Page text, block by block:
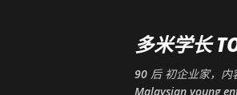
多米学长
90 后 初企业家，内
Malaysian young